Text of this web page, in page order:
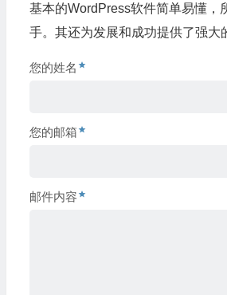
基本的WordPress软件简单易懂，
手。其还为发展和成功提供了强大
您的姓名
您的邮箱
邮件内容